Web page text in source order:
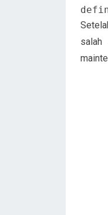
salah